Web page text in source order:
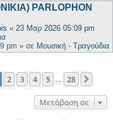
PARLOPHON
« 23 Μαρ 2026 05:09 pm
pm » σε Μουσική - Τραγούδια
από28
2 3 4 5 28
Μετάβαση σε